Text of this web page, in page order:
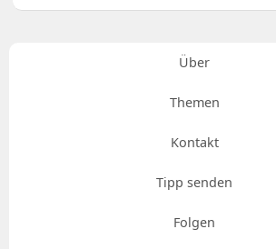
Über
Themen
Kontakt
Tipp senden
Folgen